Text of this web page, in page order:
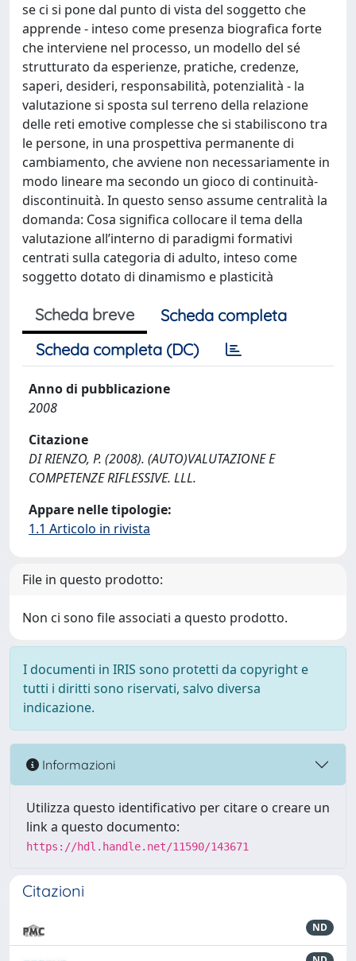
se ci si pone dal punto di vista del soggetto che
apprende - inteso come presenza biografica forte
che interviene nel processo, un modello del sé
strutturato da esperienze, pratiche, credenze,
saperi, desideri, responsabilità, potenzialità - la
valutazione si sposta sul terreno della relazione
delle reti emotive complesse che si stabiliscono tra
le persone, in una prospettiva permanente di
cambiamento, che avviene non necessariamente in
modo lineare ma secondo un gioco di continuità-
discontinuità. In questo senso assume centralità la
domanda: Cosa significa collocare il tema della
valutazione all’interno di paradigmi formativi
centrati sulla categoria di adulto, inteso come
soggetto dotato di dinamismo e plasticità
Scheda breve
Scheda completa
Scheda completa (DC)
Anno di pubblicazione
2008
Citazione
DI RIENZO, P. (2008). (AUTO)VALUTAZIONE E
COMPETENZE RIFLESSIVE. LLL.
Appare nelle tipologie:
1.1 Articolo in rivista
File in questo prodotto:
Non ci sono file associati a questo prodotto.
I documenti in IRIS sono protetti da copyright e
tutti i diritti sono riservati, salvo diversa
indicazione.
Informazioni
Utilizza questo identificativo per citare o creare un
link a questo documento:
https://hdl.handle.net/11590/143671
Citazioni
ND